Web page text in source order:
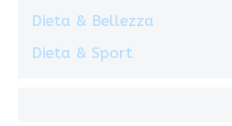
Dieta & Bellezza
Dieta & Sport